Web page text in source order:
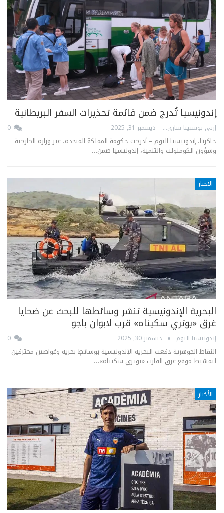
إندونيسيا تُدرج ضمن قائمة تحذيرات السفر البريطانية
إرني بوسبيتا ساري ديسمبر 31, 2025
جاكرتا، إندونيسيا اليوم – أدرجت حكومة المملكة المتحدة، عبر وزارة الخارجية
وشؤون الكومنولث والتنمية، إندونيسيا ضمن…
الأخبار
البحرية الإندونيسية تنشر وسائطها للبحث عن ضحايا
غرق «بوتري سكيناه» قرب لابوان باجو
إندونيسيا اليوم ديسمبر 30, 2025
النقاط الجوهرية دفعت البحرية الإندونيسية بوسائطٍ بحرية وغواصين محترفين
لتمشيط موقع غرق القارب «بوتري سكيناه»…
الأخبار